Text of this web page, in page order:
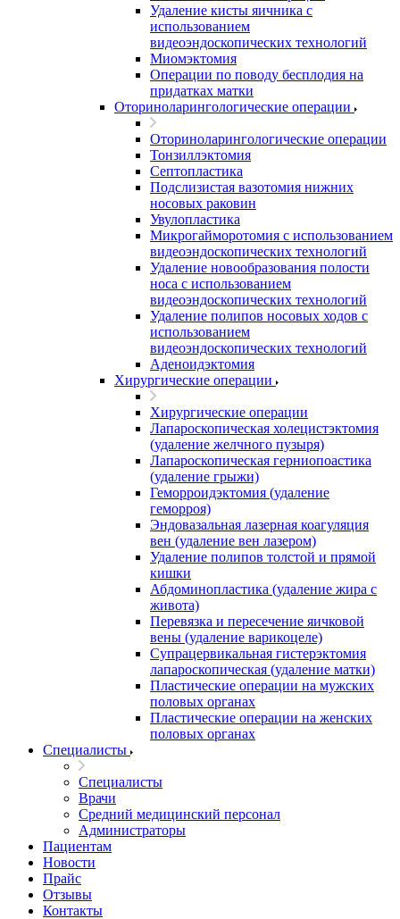
Удаление кисты яичника с
использованием
видеоэндоскопических технологий
Миомэктомия
Операции по поводу бесплодия на
придатках матки
Оториноларингологические операции
Оториноларингологические операции
Тонзиллэктомия
Септопластика
Подслизистая вазотомия нижних
носовых раковин
Увулопластика
Микрогайморотомия с использованием
видеоэндоскопических технологий
Удаление новообразования полости
носа с использованием
видеоэндоскопических технологий
Удаление полипов носовых ходов с
использованием
видеоэндоскопических технологий
Аденоидэктомия
Хирургические операции
Хирургические операции
Лапароскопическая холецистэктомия
(удаление желчного пузыря)
Лапароскопическая герниопоастика
(удаление грыжи)
Геморроидэктомия (удаление
геморроя)
Эндовазальная лазерная коагуляция
вен (удаление вен лазером)
Удаление полипов толстой и прямой
кишки
Абдоминопластика (удаление жира с
живота)
Перевязка и пересечение яичковой
вены (удаление варикоцеле)
Супрацервикальная гистерэктомия
лапароскопическая (удаление матки)
Пластические операции на мужских
половых органах
Пластические операции на женских
половых органах
Специалисты
Специалисты
Врачи
Средний медицинский персонал
Администраторы
Пациентам
Новости
Прайс
Отзывы
Контакты